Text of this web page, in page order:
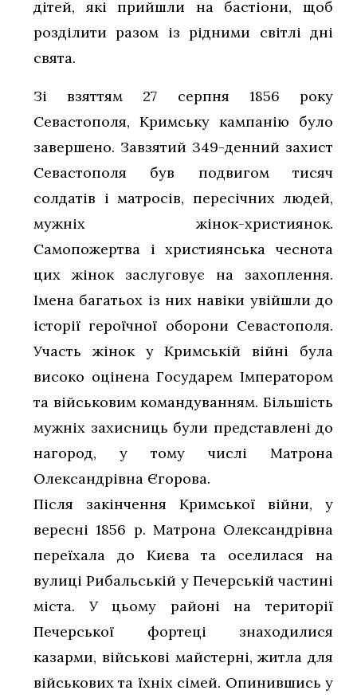
дітей, які прийшли на бастіони, щоб
розділити разом із рідними світлі дні
свята.
Зі взяттям 27 серпня 1856 року
Севастополя, Кримську кампанію було
завершено. Завзятий 349-денний захист
Севастополя був подвигом тисяч
солдатів і матросів, пересічних людей,
мужніх жінок-християнок.
Самопожертва і християнська чеснота
цих жінок заслуговує на захоплення.
Імена багатьох із них навіки увійшли до
історії героїчної оборони Севастополя.
Участь жінок у Кримській війні була
високо оцінена Государем Імператором
та військовим командуванням. Більшість
мужніх захисниць були представлені до
нагород, у тому числі Матрона
Олександрівна Єгорова.
Після закінчення Кримської війни, у
вересні 1856 р. Матрона Олександрівна
переїхала до Києва та оселилася на
вулиці Рибальській у Печерській частині
міста. У цьому районі на території
Печерської фортеці знаходилися
казарми, військові майстерні, житла для
військових та їхніх сімей. Опинившись у